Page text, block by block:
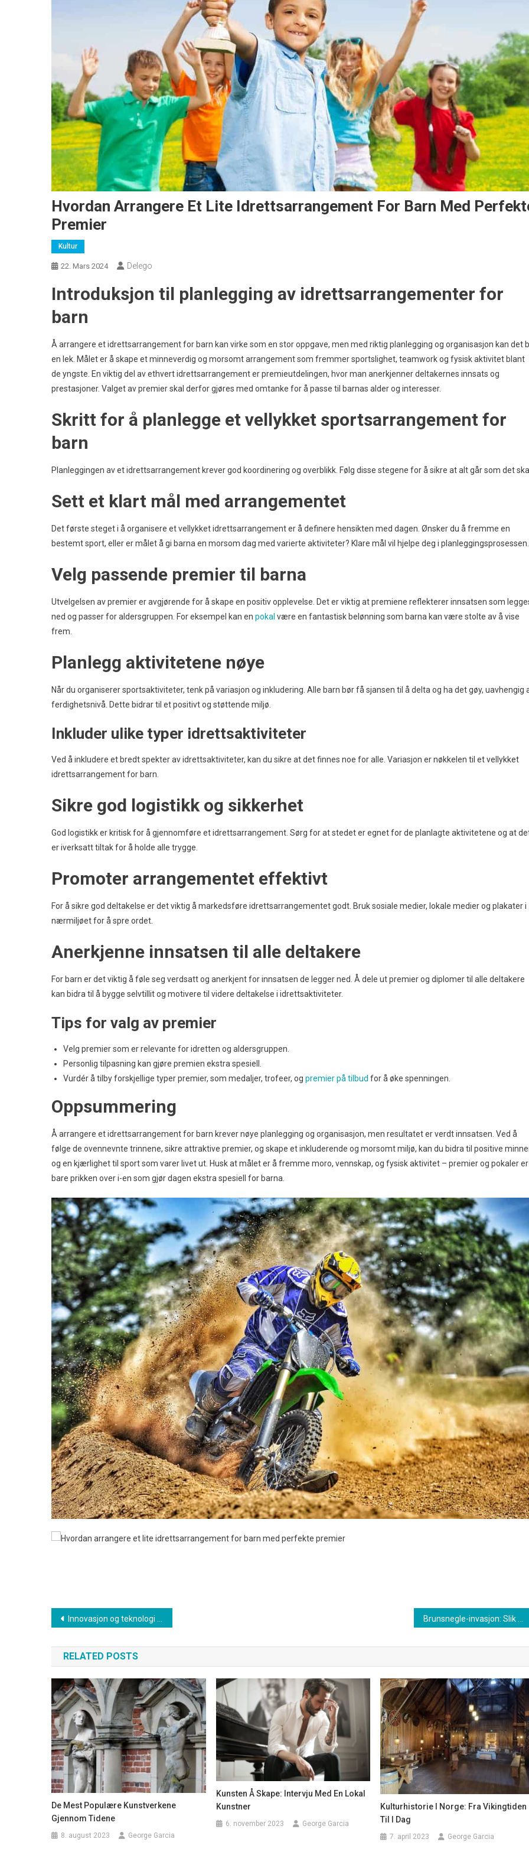
Hvordan Arrangere Et Lite Idrettsarrangement For Barn Med
Premier
Kultur
22. Mars 2024 Delego
Introduksjon til planlegging av idrettsarrangementer for
barn
Å arrangere et idrettsarrangement for barn kan virke som en stor oppgave, men med riktig planlegging og organisasjon kan det
en lek. Målet er å skape et minneverdig og morsomt arrangement som fremmer sportslighet, teamwork og fysisk aktivitet blant
de yngste. En viktig del av ethvert idrettsarrangement er premieutdelingen, hvor man anerkjenner deltakernes innsats og
prestasjoner. Valget av premier skal derfor gjøres med omtanke for å passe til barnas alder og interesser.
Skritt for å planlegge et vellykket sportsarrangement for
barn
Planleggingen av et idrettsarrangement krever god koordinering og overblikk. Følg disse stegene for å sikre at alt går som det
Sett et klart mål med arrangementet
Det første steget i å organisere et vellykket idrettsarrangement er å definere hensikten med dagen. Ønsker du å fremme en
bestemt sport, eller er målet å gi barna en morsom dag med varierte aktiviteter? Klare mål vil hjelpe deg i planleggingsprosessen.
Velg passende premier til barna
Utvelgelsen av premier er avgjørende for å skape en positiv opplevelse. Det er viktig at premiene reflekterer innsatsen som
ned og passer for aldersgruppen. For eksempel kan en pokal være en fantastisk belønning som barna kan være stolte av å vise
frem.
Planlegg aktivitetene nøye
Når du organiserer sportsaktiviteter, tenk på variasjon og inkludering. Alle barn bør få sjansen til å delta og ha det gøy, uavhengig
ferdighetsnivå. Dette bidrar til et positivt og støttende miljø.
Inkluder ulike typer idrettsaktiviteter
Ved å inkludere et bredt spekter av idrettsaktiviteter, kan du sikre at det finnes noe for alle. Variasjon er nøkkelen til et vellykket
idrettsarrangement for barn.
Sikre god logistikk og sikkerhet
God logistikk er kritisk for å gjennomføre et idrettsarrangement. Sørg for at stedet er egnet for de planlagte aktivitetene og at
er iverksatt tiltak for å holde alle trygge.
Promoter arrangementet effektivt
For å sikre god deltakelse er det viktig å markedsføre idrettsarrangementet godt. Bruk sosiale medier, lokale medier og plakater i
nærmiljøet for å spre ordet.
Anerkjenne innsatsen til alle deltakere
For barn er det viktig å føle seg verdsatt og anerkjent for innsatsen de legger ned. Å dele ut premier og diplomer til alle deltakere
kan bidra til å bygge selvtillit og motivere til videre deltakelse i idrettsaktiviteter.
Tips for valg av premier
Velg premier som er relevante for idretten og aldersgruppen.
Personlig tilpasning kan gjøre premien ekstra spesiell.
Vurdér å tilby forskjellige typer premier, som medaljer, trofeer, og premier på tilbud for å øke spenningen.
Oppsummering
Å arrangere et idrettsarrangement for barn krever nøye planlegging og organisasjon, men resultatet er verdt innsatsen. Ved å
følge de ovennevnte trinnene, sikre attraktive premier, og skape et inkluderende og morsomt miljø, kan du bidra til positive
og en kjærlighet til sport som varer livet ut. Husk at målet er å fremme moro, vennskap, og fysisk aktivitet – premier og pokaler er
bare prikken over i-en som gjør dagen ekstra spesiell for barna.
Innleggsnavigasjon
Innovasjon og teknologi former fremtidens tannpleie
RELATED POSTS
De Mest Populære Kunstverkene
Gjennom Tidene
8. august 2023 George Garcia
Kunsten Å Skape: Intervju Med En Lokal
Kunstner
6. november 2023 George Garcia
Kulturhistorie I Norge: Fra Vikingtiden
Til I Dag
7. april 2023 George Garcia